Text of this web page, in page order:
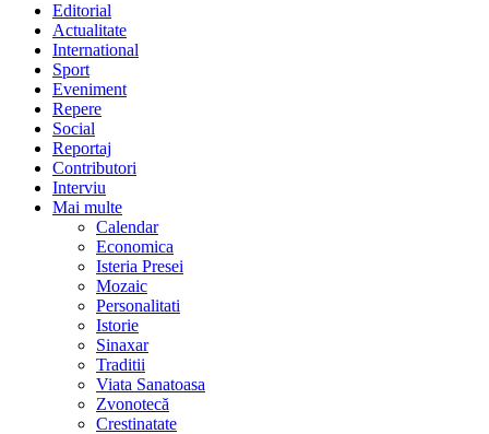
Editorial
Actualitate
International
Sport
Eveniment
Repere
Social
Reportaj
Contributori
Interviu
Mai multe
Calendar
Economica
Isteria Presei
Mozaic
Personalitati
Istorie
Sinaxar
Traditii
Viata Sanatoasa
Zvonotecă
Crestinatate